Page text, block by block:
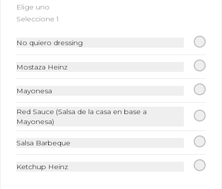
Combo doble para 1
Elige uno
Seleccione 1
No quiero dressing
Mostaza Heinz
Mayonesa
Red Sauce (Salsa de la casa en base a
Mayonesa)
Salsa Barbeque
Ketchup Heinz